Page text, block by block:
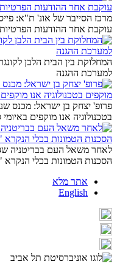
מרכז הסייבר של אונ' ת"א:
עוקבת אחר ההודעות
המחלוקת בין הבית הלבן
למערכת ההגנה
פרופ' יצחק בן ישראל: מכנס
בטכנולוגיה אנו מוקפים באיומי
לאחר משאל העם בבריטניה
הסכנות הטמונות בכלי
אתר מלא
English